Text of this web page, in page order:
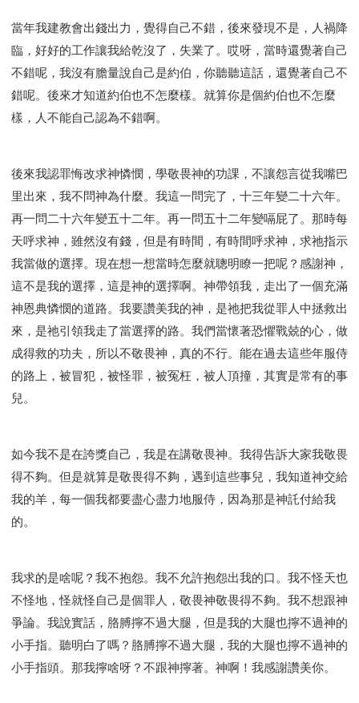
當年我建教會出錢出力，覺得自己不錯，後來發現不是，人禍降
臨，好好的工作讓我給乾沒了，失業了。哎呀，當時還覺著自己
不錯呢，我沒有膽量說自己是約伯，你聽聽這話，還覺著自己不
錯呢。後來才知道約伯也不怎麼樣。就算你是個約伯也不怎麼
樣，人不能自己認為不錯啊。
後來我認罪悔改求神憐憫，學敬畏神的功課，不讓怨言從我嘴巴
里出來，我不問神為什麼。我這一問完了，十三年變二十六年。
再一問二十六年變五十二年。再一問五十二年變嗝屁了。那時每
天呼求神，雖然沒有錢，但是有時間，有時間呼求神，求祂指示
我當做的選擇。現在想一想當時怎麼就聰明瞭一把呢？感謝神，
這不是我的選擇，這是神的選擇啊。神帶領我，走出了一個充滿
神恩典憐憫的道路。我要讚美我的神，是祂把我從罪人中拯救出
來，是祂引領我走了當選擇的路。我們當懷著恐懼戰兢的心，做
成得救的功夫，所以不敬畏神，真的不行。能在過去這些年服侍
的路上，被冒犯，被怪罪，被冤枉，被人頂撞，其實是常有的事
兒。
如今我不是在誇獎自己，我是在講敬畏神。我得告訴大家我敬畏
得不夠。但是就算是敬畏得不夠，遇到這些事兒，我知道神交給
我的羊，每一個我都要盡心盡力地服侍，因為那是神託付給我
的。
我求的是啥呢？我不抱怨。我不允許抱怨出我的口。我不怪天也
不怪地，怪就怪自己是個罪人，敬畏神敬畏得不夠。我不想跟神
爭論。我說實話，胳膊擰不過大腿，但是我的大腿也擰不過神的
小手指。聽明白了嗎？胳膊擰不過大腿，我的大腿也擰不過神的
小手指頭。那我擰啥呀？不跟神擰著。神啊！我感謝讚美你。